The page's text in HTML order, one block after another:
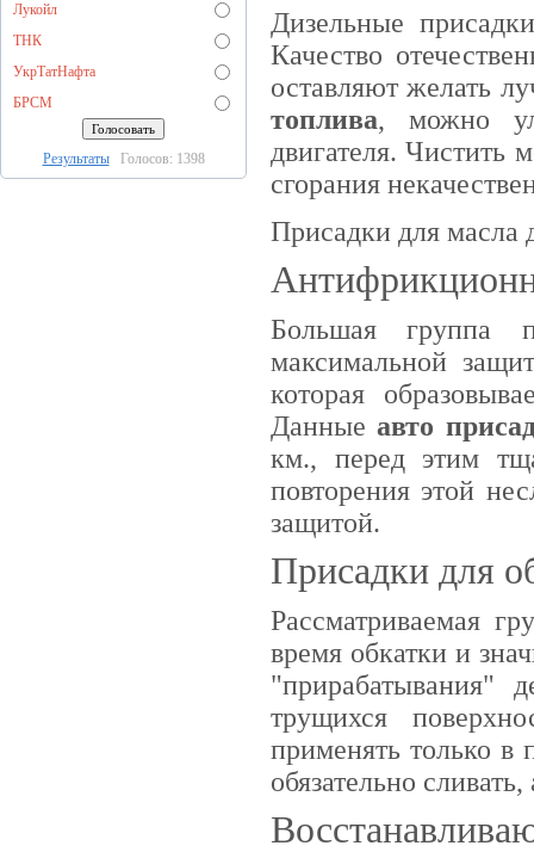
Лукойл
ТНК
УкрТатНафта
БРСМ
РезультатыГолосов: 1398
Дизельные
Качество
оставляют желать
топлива, можно
двигателя. Чистить
сгорания
Присадки для масла
Большая группа
максимальной
которая
Данныеавто
км., перед этим
повторения этой
защитой.
Присадки для
Рассматриваемая
время обкатки и
"прирабатывания"
трущихся
применять только в
обязательно